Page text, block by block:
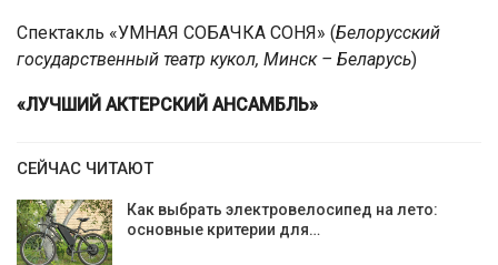
Спектакль «УМНАЯ СОБАЧКА СОНЯ» (Белорусский
государственный театр кукол, Минск – Беларусь)
«ЛУЧШИЙ АКТЕРСКИЙ АНСАМБЛЬ»
СЕЙЧАС ЧИТАЮТ
Как выбрать электровелосипед на лето:
основные критерии для…